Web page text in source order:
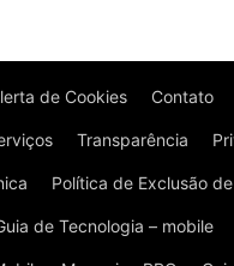
de Cookies Contato
Transparência
Política de Exclusão
de Tecnologia – mobile